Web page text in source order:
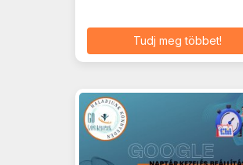
Tudj meg többet!